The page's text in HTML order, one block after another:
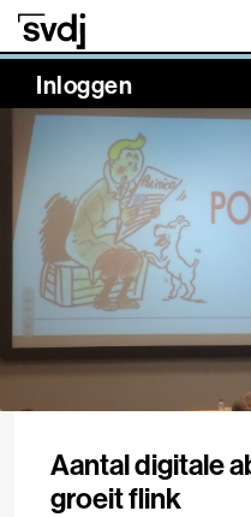
Naar hoofdinhoud
Inloggen
NaN%
Aantal digitale
groeit flink